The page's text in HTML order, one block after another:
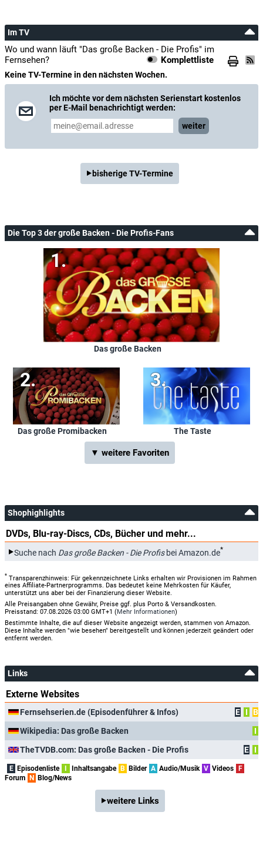
Im TV
Wo und wann läuft "Das große Backen - Die Profis" im
Fernsehen?
Komplettliste
Keine TV-Termine in den nächsten Wochen.
Ich möchte vor dem nächsten Serienstart kostenlos
per E-Mail benachrichtigt werden:
weiter
bisherige TV-Termine
Die Top 3 der große Backen - Die Profis-Fans
Das große Backen
Das große Promibacken The Taste
▼ weitere Favoriten
Shophighlights
DVDs, Blu-ray-Discs, CDs, Bücher und mehr...
Suche nach Das große Backen - Die Profisbei Amazon.de*
* Transparenzhinweis: Für gekennzeichnete Links erhalten wir Provisionen im Rahmen
eines Affiliate-Partnerprogramms. Das bedeutet keine Mehrkosten für Käufer,
unterstützt uns aber bei der Finanzierung dieser Website.
Alle Preisangaben ohne Gewähr, Preise ggf. plus Porto & Versandkosten.
Preisstand: 07.08.2026 03:00 GMT+1 (Mehr Informationen)
Bestimmte Inhalte, die auf dieser Website angezeigt werden, stammen von Amazon.
Diese Inhalte werden "wie besehen" bereitgestellt und können jederzeit geändert oder
entfernt werden.
Links
Externe Websites
Fernsehserien.de (Episodenführer & Infos) E I
B
Wikipedia: Das große Backen
I
TheTVDB.com: Das große Backen - Die Profis
E I
E Episodenliste Inhaltsangabe B Bilder A Audio/Musik V Videos
F
Forum
N Blog/News
weitere Links